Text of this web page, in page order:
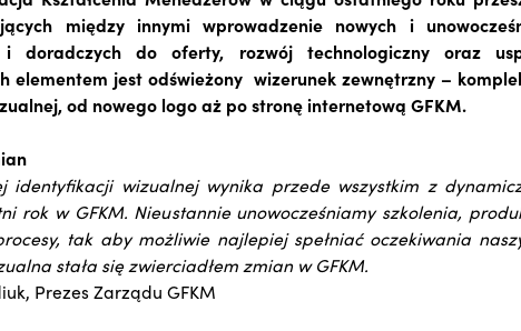
między innymi wprowadzenie nowych i
i doradczych do oferty, rozwój technologiczny oraz
elementem jest odświeżony wizerunek zewnętrzny –
od nowego logo aż po stronę internetową GFKM.
identyfikacji wizualnej wynika przede wszystkim z
rok w GFKM. Nieustannie unowocześniamy szkolenia,
tak aby możliwie najlepiej spełniać oczekiwania
stała się zwierciadłem zmian w GFKM.
Prezes Zarządu GFKM